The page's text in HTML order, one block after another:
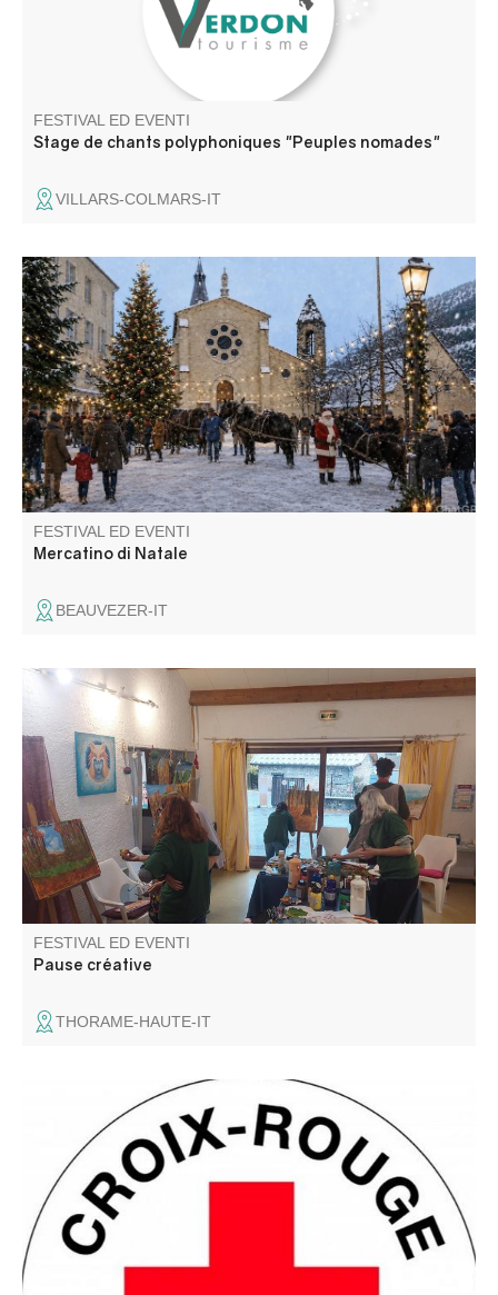
FESTIVAL ED EVENTI
Stage de chants polyphoniques "Peuples nomades"
VILLARS-COLMARS-IT
Artisanat, produits du terroir, idées cadeaux, boissons
chaudes et gourmandises, animations. Venez découvrir le
marché de Noël organisé par la mairie et les nombreux
stands présentés par les artisans et les associations de la
vallée..
FESTIVAL ED EVENTI
Mercatino di Natale
BEAUVEZER-IT
Atelier créatif pour adultes et enfants accompagnés.
Expérimenter sa créativité sous différentes formes, outils
et thèmes, chaque séance est une surprise !
FESTIVAL ED EVENTI
Pause créative
THORAME-HAUTE-IT
Venez chiner dans un joli village tout en faisant une bonne
action !